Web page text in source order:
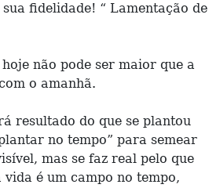
fidelidade! “ Lamentação de
não pode ser maior que a
o amanhã.
resultado do que se plantou
no tempo” para semear
mas se faz real pelo que
vida é um campo no tempo,